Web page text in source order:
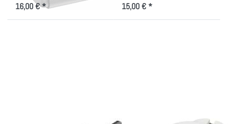
16,00 € * 15,00 € *